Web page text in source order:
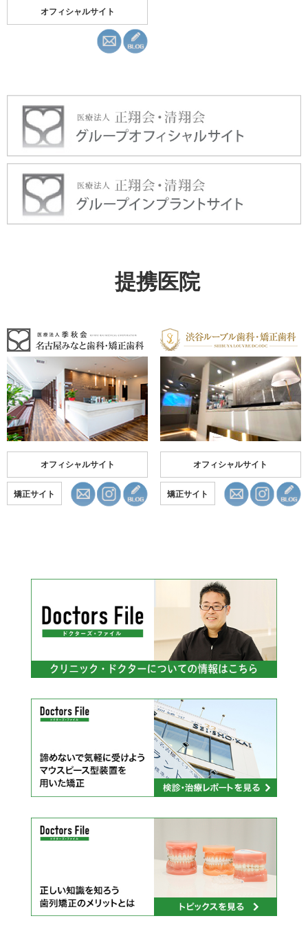
オフィシャルサイト
提携医院
オフィシャルサイト
矯正サイト
オフィシャルサイト
矯正サイト